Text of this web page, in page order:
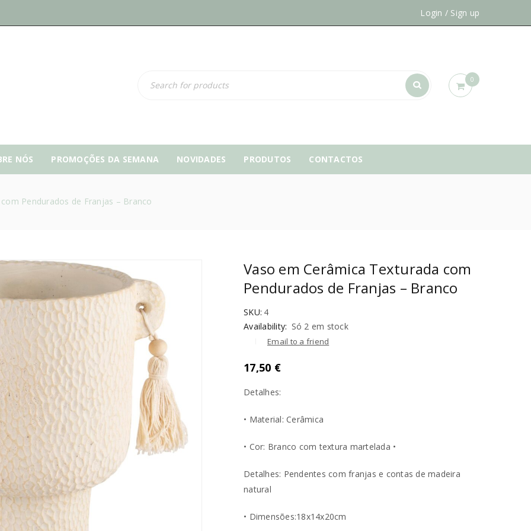
Login / Sign up
0
NÓS PROMOÇÕES DA SEMANA NOVIDADES PRODUTOS CONTACTOS
Pendurados de Franjas – Branco
Vaso em Cerâmica Texturada com
Pendurados de Franjas – Branco
SKU: 4
Availability: Só 2 em stock
Email to a friend
17,50 €
Detalhes:
• Material: Cerâmica
• Cor: Branco com textura martelada •
Detalhes: Pendentes com franjas e contas de madeira
natural
• Dimensões:18x14x20cm